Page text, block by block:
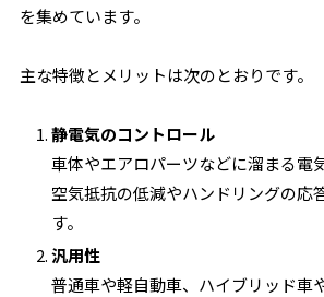
を集めています。
主な特徴とメリットは次のとおりです。
静電気のコントロール
車体やエアロパーツなどに溜まる電
空気抵抗の低減やハンドリングの応
す。
汎用性
普通車や軽自動車、ハイブリッド車